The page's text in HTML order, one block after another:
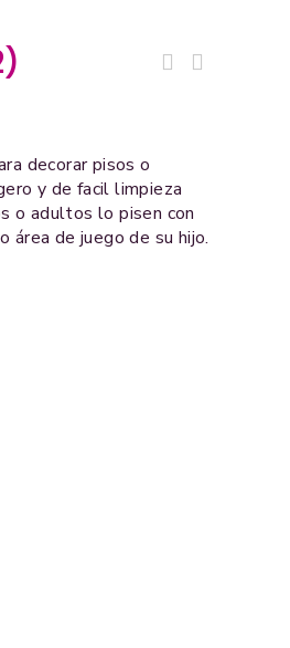
decorar pisos o
y de facil limpieza
o adultos lo pisen con
área de juego de su hijo.